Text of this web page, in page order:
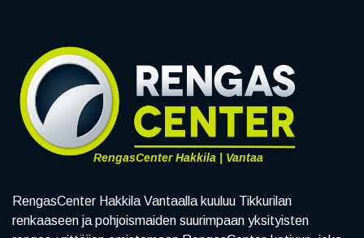
RengasCenter Hakkila | Vantaa
RengasCenter Hakkila Vantaalla kuuluu Tikkurilan
renkaaseen ja pohjoismaiden suurimpaan yksityisten